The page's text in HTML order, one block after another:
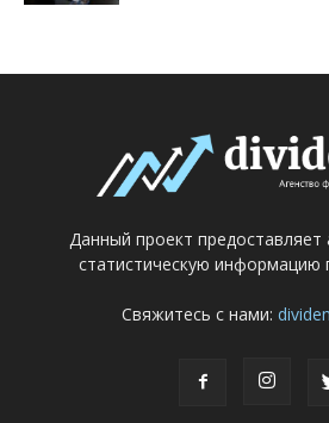
Данный проект предоставляет
статистическую информацию
Свяжитесь с нами: